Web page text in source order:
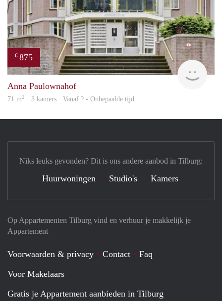
€ 875
Anna Paulownahof
71 m2 · 3 kamers · Vanaf ? - Onbepaalde tijd
Op Appartementen Tilburg vind en verhuur je makkelijk je
Appartement
Voorwaarden & privacy Contact
Faq
Voor Makelaars
Gratis je Appartement aanbieden in Tilburg
Niks leuks gevonden? Dit is ons andere aanbod in Tilburg:
Huurwoningen Studio's Kamers